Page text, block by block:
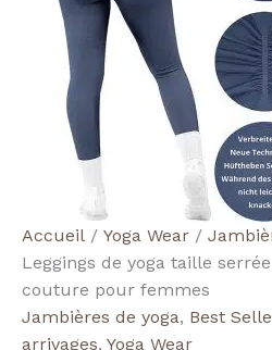
Accueil / Yoga Wear /
Leggings de yoga taille
couture pour femmes
Jambières de yoga, Best
arrivages, Yoga Wear
quantité
de
Women's
Seamless
Peach